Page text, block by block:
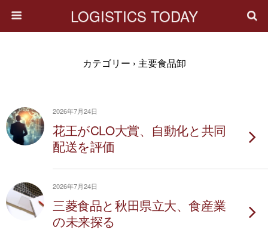
LOGISTICS TODAY
カテゴリー › 主要食品卸
2026年7月24日
花王がCLO大賞、自動化と共同
配送を評価
2026年7月24日
三菱食品と秋田県立大、食産業
の未来探る